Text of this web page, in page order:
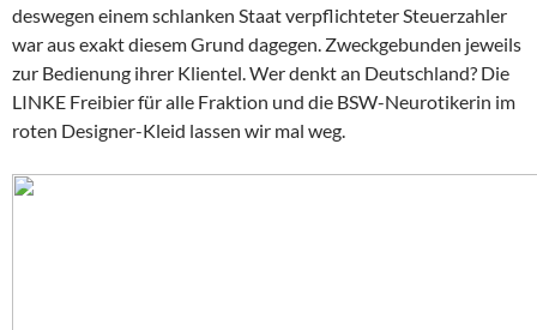
deswegen einem schlanken Staat verpflichteter Steuerzahler
war aus exakt diesem Grund dagegen. Zweckgebunden jeweils
zur Bedienung ihrer Klientel. Wer denkt an Deutschland? Die
LINKE Freibier für alle Fraktion und die BSW-Neurotikerin im
roten Designer-Kleid lassen wir mal weg.